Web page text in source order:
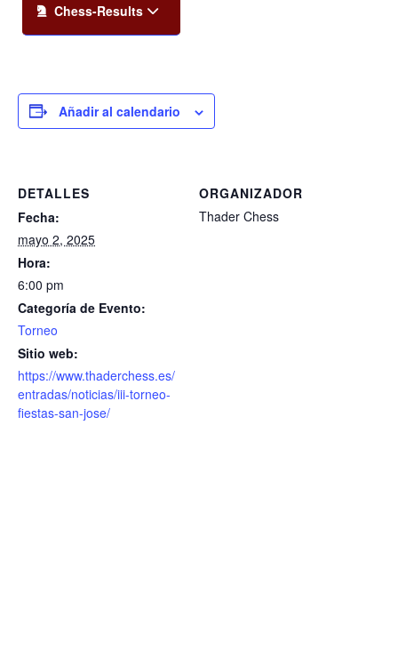
Chess-Results
Añadir al calendario
DETALLES
Fecha:
mayo 2, 2025
Hora:
6:00 pm
Categoría de Evento:
Torneo
Sitio web:
https://www.thaderchess.es/
entradas/noticias/iii-torneo-
fiestas-san-jose/
ORGANIZADOR
Thader Chess